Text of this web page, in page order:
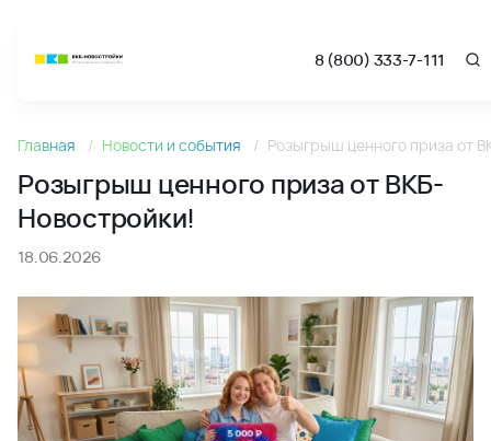
8 (800) 333-7-111
Новости
Главная Новости и события Розыгрыш ценного приза от
Розыгрыш ценного приза от ВКБ-
Новостройки!
18.06.2026